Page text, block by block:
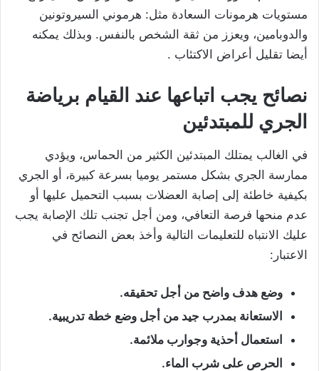
مستويات هرمونات السعادة مثل: هرموني السيروتونين
والدوبامين، ويعزز من ثقة الشخص بالنفس. وبذلك يمكنه
أيضا تقليل أعراض الاكتئاب .
نصائح يجب اتباعها عند القيام برياضة
الجري للمبتدئين
في الغالب يمتلك المبتدئين الكثير من الحماس، ويؤدي
ممارسة الجري بشكل مستمر يوميا بسرعة كبيرة، أو الجري
بكيفية خاطئة إلى إصابة العضلات بسبب التحميل عليها أو
عدم منحها فرصة التعافي، ومن أجل تجنب تلك الإصابة يجب
عليك الانتباه للتعليمات التالية وأخذ بعض النصائح في
الاعتبار:
وضع هدف واضح من أجل تحقيقه.
الاستعانة بمدرب جيد من أجل وضع خطة تدريبية.
استعمال أحذية وجوارب ملائمة.
الحرص على شرب الماء.